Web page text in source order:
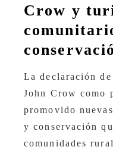
Crow y
La declaración
John Crow como
promovido
y conservación
comunidades